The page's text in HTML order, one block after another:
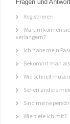
Fragen und
Registrieren
Warum können
verlängern?
Ich habe mein
Bekommt man
Wie schnell muss
Sehen andere
Sind meine
Wie biete ich mit?